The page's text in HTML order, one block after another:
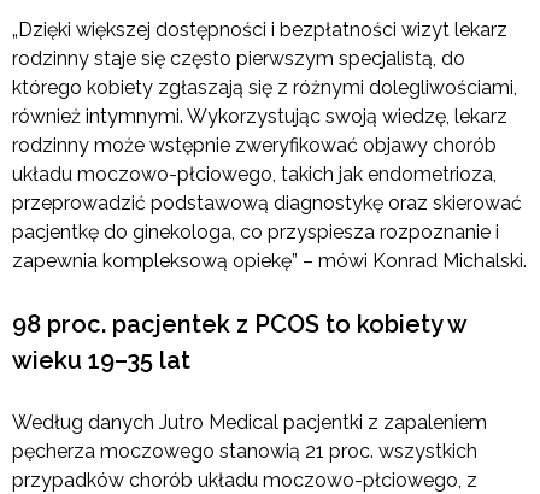
„Dzięki większej dostępności i bezpłatności wizyt lekarz
rodzinny staje się często pierwszym specjalistą, do
którego kobiety zgłaszają się z różnymi dolegliwościami,
również intymnymi. Wykorzystując swoją wiedzę, lekarz
rodzinny może wstępnie zweryfikować objawy chorób
układu moczowo-płciowego, takich jak endometrioza,
przeprowadzić podstawową diagnostykę oraz skierować
pacjentkę do ginekologa, co przyspiesza rozpoznanie i
zapewnia kompleksową opiekę” – mówi Konrad Michalski.
98 proc. pacjentek z PCOS to kobiety w
wieku 19–35 lat
Według danych Jutro Medical pacjentki z zapaleniem
pęcherza moczowego stanowią 21 proc. wszystkich
przypadków chorób układu moczowo-płciowego, z